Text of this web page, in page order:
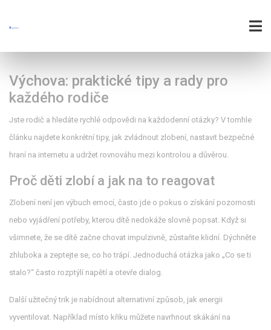
Výchova: praktické tipy a rady pro
každého rodiče
Jste rodič a hledáte rychlé odpovědi na každodenní otázky? V tomhle
článku najdete konkrétní tipy, jak zvládnout zlobení, nastavit bezpečné
hraní na internetu a udržet rovnováhu mezi kontrolou a důvěrou.
Proč děti zlobí a jak na to reagovat
Zlobení není jen výbuch emocí, často jde o pokus o získání pozornosti
nebo vyjádření potřeby, kterou dítě nedokáže slovně popsat. Když si
všimnete, že se dítě začne chovat impulzivně, zůstaňte klidní. Dýchněte
zhluboka a zeptejte se, co ho trápí. Jednoduchá otázka jako „Co se ti
stalo?“ často rozptýlí napětí a otevře dialog.
Další užitečný trik je nabídnout alternativní způsob, jak energii
vyventilovat. Například místo křiku můžete navrhnout skákání na